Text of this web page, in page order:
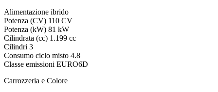
Alimentazione ibrido
Potenza (CV) 110 CV
Potenza (kW) 81 kW
Cilindrata (cc) 1.199 cc
Cilindri 3
Consumo ciclo misto 4.8
Classe emissioni EURO6D
Carrozzeria e Colore